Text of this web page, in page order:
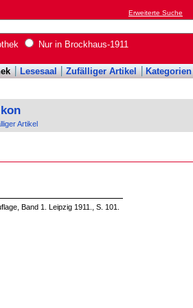
Erweiterte Suche
Nur in Brockhaus-1911
Lesesaal Zufälliger Artikel Kategorien
Artikel
Band 1. Leipzig 1911., S. 101.